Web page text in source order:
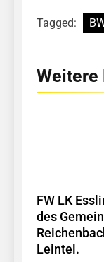
Tagged:
Weitere
FW LK
des
Leintel.